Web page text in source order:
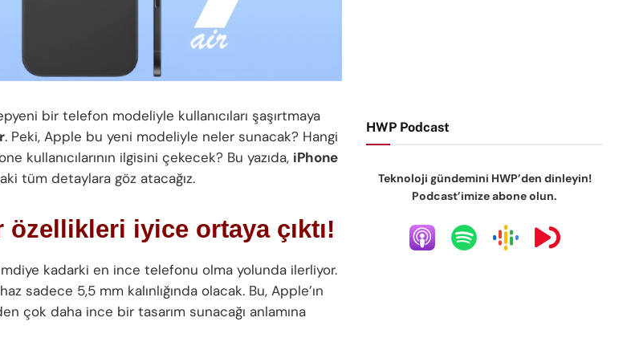
bir telefon modeliyle kullanıcıları şaşırtmaya
. Peki, Apple bu yeni modeliyle neler sunacak? Hangi
kullanıcılarının ilgisini çekecek? Bu yazıda, iPhone
tüm detaylara göz atacağız.
özellikleri iyice ortaya çıktı!
kadarki en ince telefonu olma yolunda ilerliyor.
sadece 5,5 mm kalınlığında olacak. Bu, Apple’ın
çok daha ince bir tasarım sunacağı anlamına
HWP Podcast
Teknoloji gündemini HWP’den dinleyin!
Podcast’imize abone olun.